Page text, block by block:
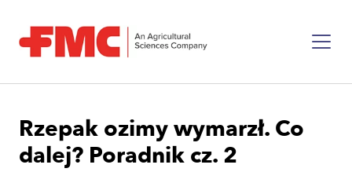
Rzepak ozimy wymarzł. Co
dalej? Poradnik cz. 2